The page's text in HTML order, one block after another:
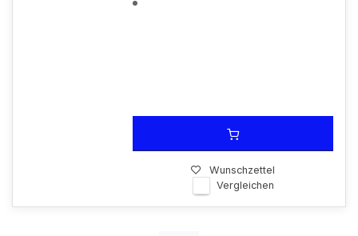
Wunschzettel
Vergleichen